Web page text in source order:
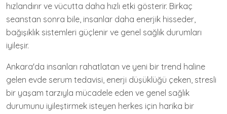
hızlandırır ve vücutta daha hızlı etki gösterir. Birkaç
seanstan sonra bile, insanlar daha enerjik hisseder,
bağışıklık sistemleri güçlenir ve genel sağlık durumları
iyileşir.
Ankara'da insanları rahatlatan ve yeni bir trend haline
gelen evde serum tedavisi, enerji düşüklüğü çeken, stresli
bir yaşam tarzıyla mücadele eden ve genel sağlık
durumunu iyileştirmek isteyen herkes için harika bir